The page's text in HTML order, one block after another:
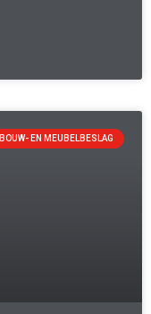
BOUW- EN MEUBELBESLAG